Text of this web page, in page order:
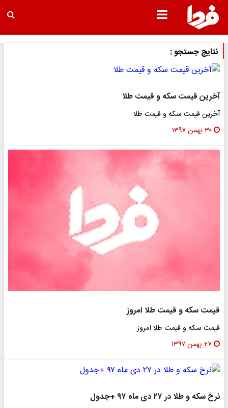
جستجو :
قیمت سکه و قیمت طلا
قیمت سکه و قیمت طلا
سکه و قیمت طلا امروز
سکه و قیمت طلا امروز
و طلا در ۲۷ دی ماه ۹۷ +جدول